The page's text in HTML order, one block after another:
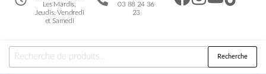
Les Mardis,
Jeudis, Vendredi
et Samedi
03 88 24 36
23
Recherche